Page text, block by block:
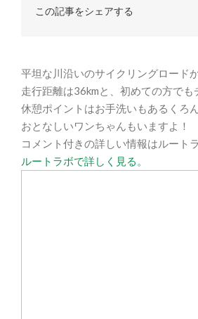
この記事をシェアする
平坦な川沿いのサイクリングロード
走行距離は36kmと、初めての方でも
休憩ポイントはお手洗いもあるくろ
おとなしいワンちゃんもいますよ！
コメント付きの詳しい情報はルート
ルートラボで詳しく見る。